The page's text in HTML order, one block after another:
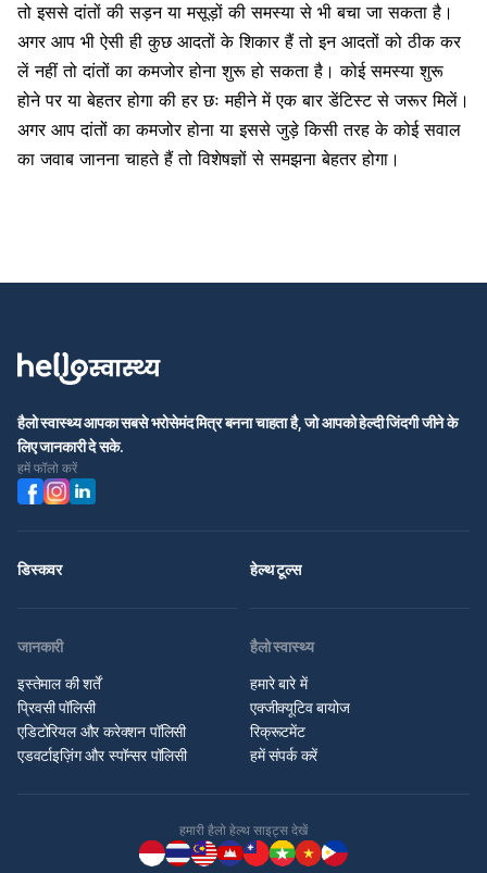
तो इससे दांतों की सड़न या मसूड़ों की समस्या से भी बचा जा सकता है।
अगर आप भी ऐसी ही कुछ आदतों के शिकार हैं तो इन आदतों को ठीक कर
लें नहीं तो दांतों का कमजोर होना शुरू हो सकता है। कोई समस्या शुरू
होने पर या बेहतर होगा की हर छः महीने में एक बार डेंटिस्ट से जरूर मिलें।
अगर आप दांतों का कमजोर होना या इससे जुड़े किसी तरह के कोई सवाल
का जवाब जानना चाहते हैं तो विशेषज्ञों से समझना बेहतर होगा।
हैलो स्वास्थ्य आपका सबसे भरोसेमंद मित्र बनना चाहता है, जो आपको हेल्दी जिंदगी जीने के
लिए जानकारी दे सके.
हमें फॉलो करें
डिस्कवर हेल्थ टूल्स
जानकारी
इस्तेमाल की शर्तें
प्रिवसी पॉलिसी
एडिटोरियल और करेक्शन पॉलिसी
एडवर्टाइज़िंग और स्पॉन्सर पॉलिसी
हैलो स्वास्थ्य
हमारे बारे में
एक्जीक्यूटिव बायोज
रिक्रूटमेंट
हमें संपर्क करें
हमारी हैलो हेल्थ साइट्स देखें